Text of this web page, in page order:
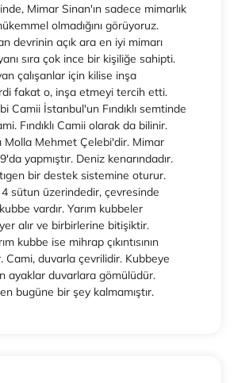
Mimar Sinan'ın sadece mimarlık
olmadığını görüyoruz.
devrinin açık ara en iyi mimarı
sıra çok ince bir kişiliğe sahipti.
çalışanlar için kilise inşa
fakat o, inşa etmeyi tercih etti.
Camii İstanbul'un Fındıklı semtinde
Fındıklı Camii olarak da bilinir.
Molla Mehmet Çelebi'dir. Mimar
yapmıştır. Deniz kenarındadır.
bir destek sistemine oturur.
sütun üzerindedir, çevresinde
vardır. Yarım kubbeler
alır ve birbirlerine bitişiktir.
kubbe ise mihrap çıkıntısının
Cami, duvarla çevrilidir. Kubbeye
ayaklar duvarlara gömülüdür.
bugüne bir şey kalmamıştır.